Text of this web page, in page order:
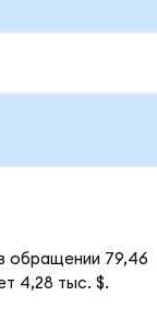
обращении 79,46
4,28 тыс. $.